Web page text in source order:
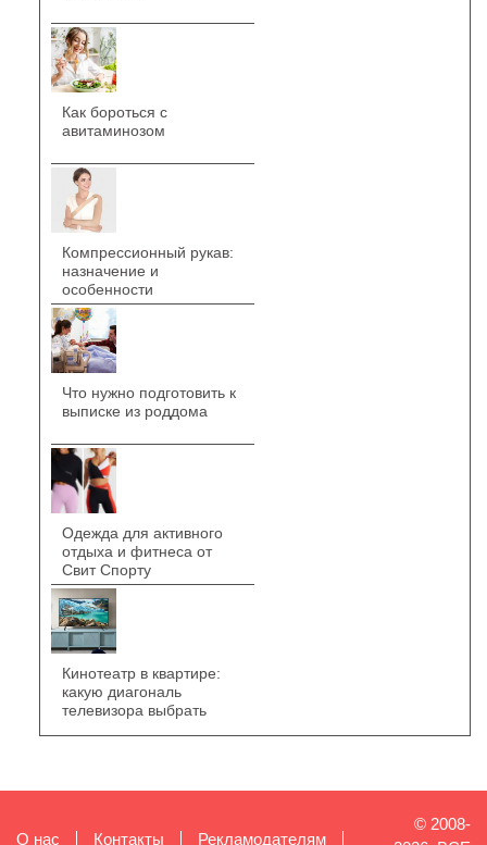
Как бороться с
авитаминозом
Компрессионный рукав:
назначение и
особенности
Что нужно подготовить к
выписке из роддома
Одежда для активного
отдыха и фитнеса от
Свит Спорту
Кинотеатр в квартире:
какую диагональ
телевизора выбрать
О нас Контакты Рекламодателям
© 2008-